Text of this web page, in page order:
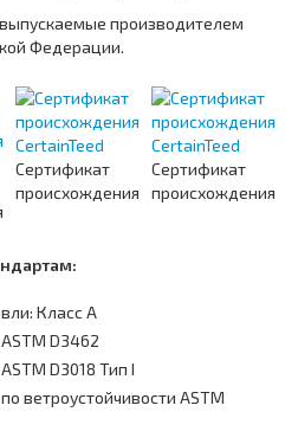
производителем
Федерации.
Сертификат
происхождения
Сертификат
происхождения
Класс А
D3462
D3018 Тип I
ветроустойчивости ASTM